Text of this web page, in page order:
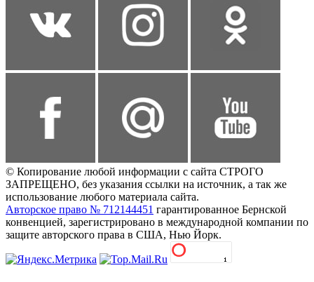
© Копирование любой информации с сайта СТРОГО
ЗАПРЕЩЕНО, без указания ссылки на источник, а так же
использование любого материала сайта.
Авторское право № 712144451 гарантированное Бернской
конвенцией, зарегистрировано в международной компании по
защите авторского права в США, Нью Йорк.